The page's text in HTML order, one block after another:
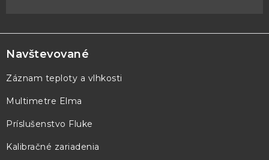
á
p
ä
e
Navštevované
Záznam teploty a vlhkosti
Multimetre Elma
Príslušenstvo Fluke
Kalibračné zariadenia